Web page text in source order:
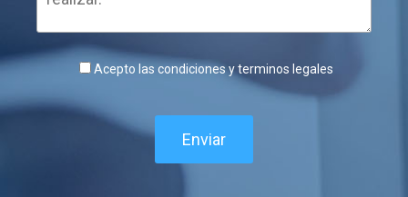
Acepto las condiciones y terminos legales
Enviar